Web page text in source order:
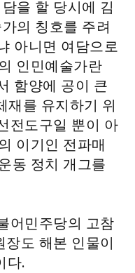
을 할 당시에 김
의 칭호를 주려
아니면 여담으로
인민예술가란
함양에 공이 큰
재를 유지하기 위
전도구일 뿐이 아
이기인 전파매
동 정치 개그를
어민주당의 고참
도 해본 인물이
다.